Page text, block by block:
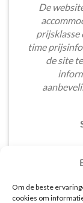
Om de beste
cookies om
De
prijsklasse
time
de site